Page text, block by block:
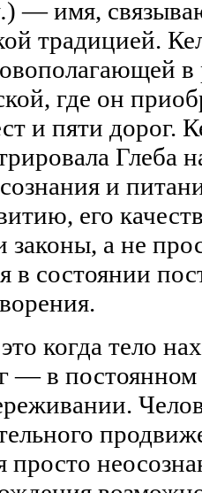
) — имя,
традицией.
где он
и пяти дорог.
Глеба
и
его
а не
в состоянии
когда тело
— в
просто